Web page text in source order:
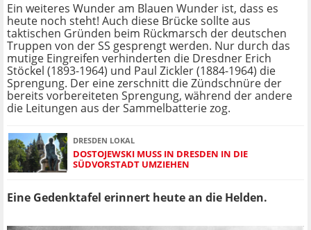
Ein weiteres Wunder am Blauen Wunder ist, dass es
heute noch steht! Auch diese Brücke sollte aus
taktischen Gründen beim Rückmarsch der deutschen
Truppen von der SS gesprengt werden. Nur durch das
mutige Eingreifen verhinderten die Dresdner Erich
Stöckel (1893-1964) und Paul Zickler (1884-1964) die
Sprengung. Der eine zerschnitt die Zündschnüre der
bereits vorbereiteten Sprengung, während der andere
die Leitungen aus der Sammelbatterie zog.
DRESDEN LOKAL
DOSTOJEWSKI MUSS IN DRESDEN IN DIE
SÜDVORSTADT UMZIEHEN
Eine Gedenktafel erinnert heute an die Helden.